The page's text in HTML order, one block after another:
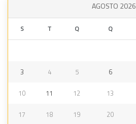
AGOSTO 2026
S T Q Q
3 4 5 6
10 11 12 13
17 18 19 20